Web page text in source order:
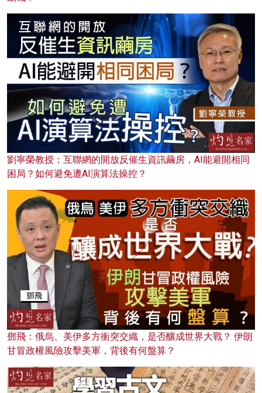
劉寧榮教授：互聯網的開放反催生資訊繭房，AI能避開相同
困局？如何避免遭AI演算法操控？
鄧飛：俄烏、美伊多方衝突交織，是否釀成世界大戰？ 伊朗
甘冒政權風險攻擊美軍，背後有何盤算？